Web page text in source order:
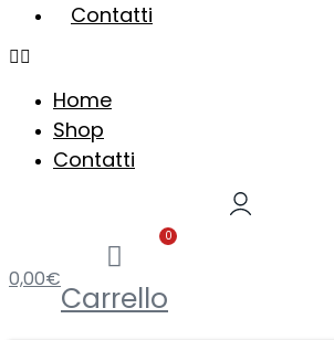
Contatti
Home
Shop
Contatti
0,00€
0
Carrello